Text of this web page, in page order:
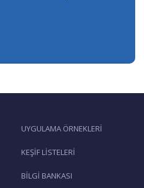
UYGULAMA ÖRNEKLERİ
KEŞİF LİSTELERİ
BİLGİ BANKASI